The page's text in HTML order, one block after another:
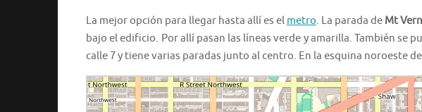
La mejor opción para llegar hasta allí es el metro. La parada de Mt
bajo el edificio. Por allí pasan las líneas verde y amarilla. También se
calle 7 y tiene varias paradas junto al centro. En la esquina noroeste